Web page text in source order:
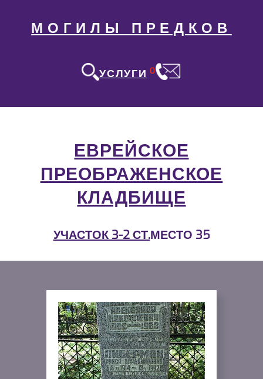
МОГИЛЫ ПРЕДКОВ
УСЛУГИ 0
ЕВРЕЙСКОЕ
ПРЕОБРАЖЕНСКОЕ
КЛАДБИЩЕ
УЧАСТОК 3-2 СТ.МЕСТО 35